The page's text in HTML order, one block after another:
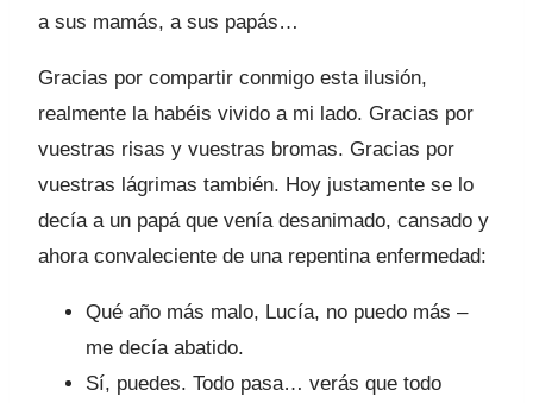
a sus mamás, a sus papás…
Gracias por compartir conmigo esta ilusión,
realmente la habéis vivido a mi lado. Gracias por
vuestras risas y vuestras bromas. Gracias por
vuestras lágrimas también. Hoy justamente se lo
decía a un papá que venía desanimado, cansado y
ahora convaleciente de una repentina enfermedad:
Qué año más malo, Lucía, no puedo más –
me decía abatido.
Sí, puedes. Todo pasa… verás que todo